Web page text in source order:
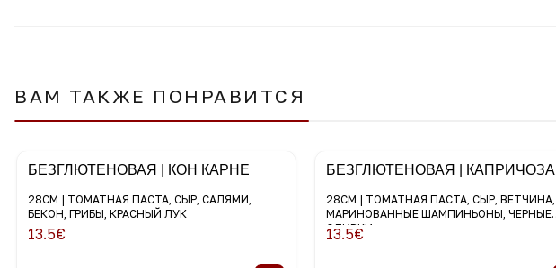
ВАМ ТАКЖЕ ПОНРАВИТСЯ
БЕЗГЛЮТЕНОВАЯ | КОН КАРНЕ
28СМ | ТОМАТНАЯ ПАСТА, СЫР, САЛЯМИ,
БЕКОН, ГРИБЫ, КРАСНЫЙ ЛУК
13.5€
БЕЗГЛЮТЕНОВАЯ | КАПРИЧОЗА
28СМ | ТОМАТНАЯ ПАСТА, СЫР, ВЕТЧИНА,
МАРИНОВАННЫЕ ШАМПИНЬОНЫ, ЧЕРНЫЕ
ОЛИВКИ
13.5€